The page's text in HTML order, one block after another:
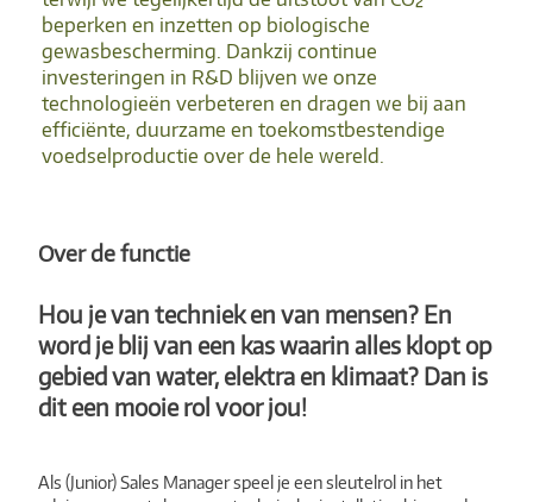
beperken en inzetten op biologische
gewasbescherming. Dankzij continue
investeringen in R&D blijven we onze
technologieën verbeteren en dragen we bij aan
efficiënte, duurzame en toekomstbestendige
voedselproductie over de hele wereld.
Over de functie
Hou je van techniek en van mensen? En
word je blij van een kas waarin alles klopt op
gebied van water, elektra en klimaat? Dan is
dit een mooie rol voor jou!
Als (Junior) Sales Manager speel je een sleutelrol in het